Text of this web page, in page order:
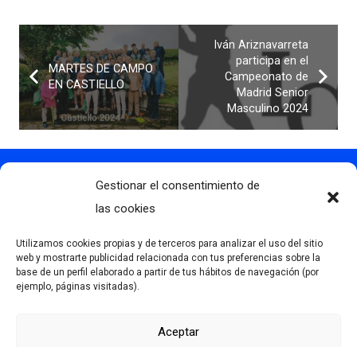
Gestionar el consentimiento de
las cookies
Utilizamos cookies propias y de terceros para analizar el uso del sitio
web y mostrarte publicidad relacionada con tus preferencias sobre la
base de un perfil elaborado a partir de tus hábitos de navegación (por
ejemplo, páginas visitadas).
Aceptar
MARTES DE CAMPO
EN CASTIELLO
Iván Ariznavarreta
participa en el
Campeonato de
Madrid Senior
Masculino 2024
Contacto
info@clubdegolflascaldas.com
681 163 108
La Premaña s/n, 33174, Oviedo, España